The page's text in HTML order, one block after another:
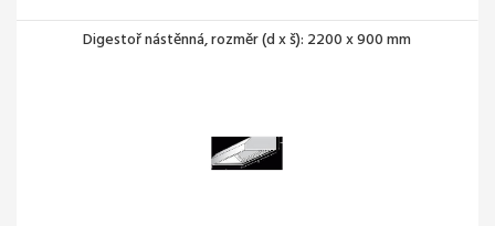
Digestoř nástěnná, rozměr (d x š): 2200 x 900 mm